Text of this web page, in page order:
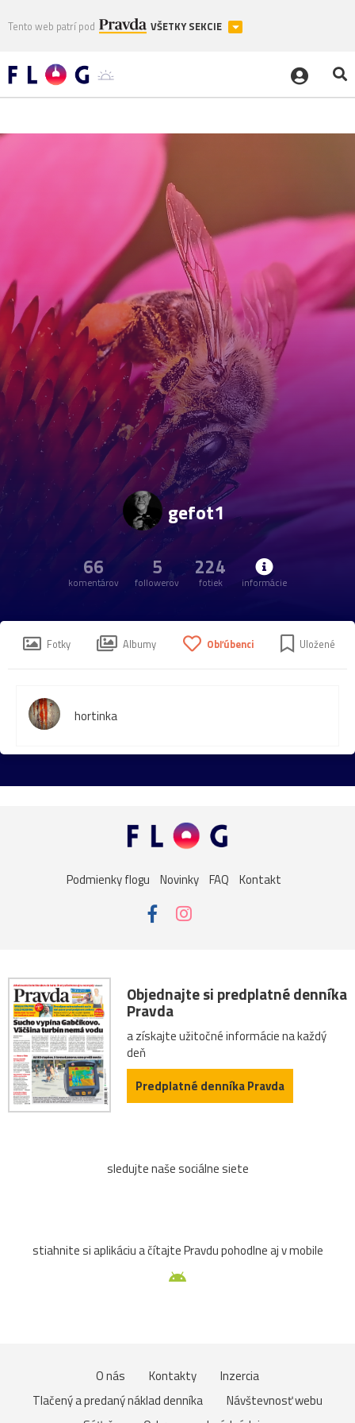
Tento web patrí pod VŠETKY SEKCIE
gefot1
66
komentárov
5
followerov
224
fotiek informácie
Fotky Albumy Obľúbenci Uložené
hortinka
Podmienky flogu Novinky FAQ Kontakt
Objednajte si predplatné denníka
Pravda
a získajte užitočné informácie na každý
deň
Predplatné denníka Pravda
sledujte naše sociálne siete
stiahnite si aplikáciu a čítajte Pravdu pohodlne aj v mobile
O nás Kontakty
Inzercia
Tlačený a predaný náklad denníka
Návštevnosť webu